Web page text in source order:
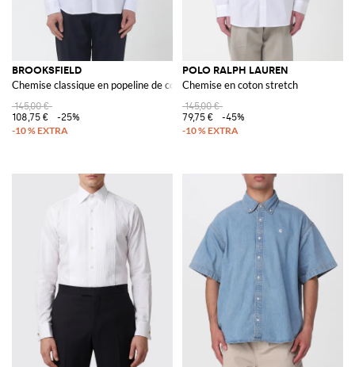
BROOKSFIELD
Chemise classique en popeline de coton
145,00 €
108,75 €
-25%
POLO RALPH LAUREN
Chemise en coton stretch
145,00 €
79,75 €
-45%